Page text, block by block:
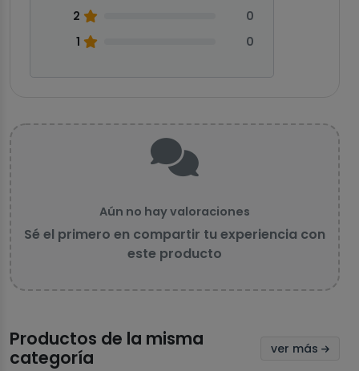
2
0
1
0
Aún no hay valoraciones
Sé el primero en compartir tu experiencia con
este producto
Productos de la misma
categoría
ver más